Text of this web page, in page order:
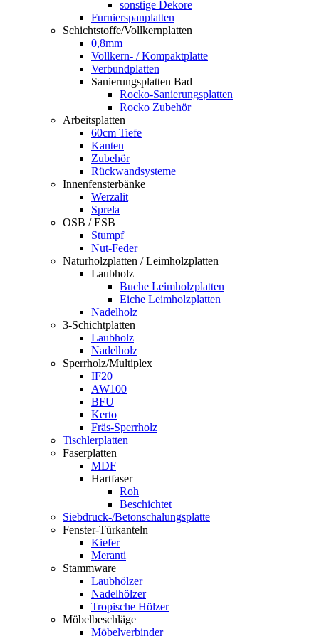
sonstige Dekore
Furnierspanplatten
Schichtstoffe/Vollkernplatten
0,8mm
Vollkern- / Kompaktplatte
Verbundplatten
Sanierungsplatten Bad
Rocko-Sanierungsplatten
Rocko Zubehör
Arbeitsplatten
60cm Tiefe
Kanten
Zubehör
Rückwandsysteme
Innenfensterbänke
Werzalit
Sprela
OSB / ESB
Stumpf
Nut-Feder
Naturholzplatten / Leimholzplatten
Laubholz
Buche Leimholzplatten
Eiche Leimholzplatten
Nadelholz
3-Schichtplatten
Laubholz
Nadelholz
Sperrholz/Multiplex
IF20
AW100
BFU
Kerto
Fräs-Sperrholz
Tischlerplatten
Faserplatten
MDF
Hartfaser
Roh
Beschichtet
Siebdruck-/Betonschalungsplatte
Fenster-Türkanteln
Kiefer
Meranti
Stammware
Laubhölzer
Nadelhölzer
Tropische Hölzer
Möbelbeschläge
Möbelverbinder